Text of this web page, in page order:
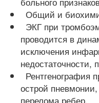
Общий и
ЭКГ при
проводится в
исключения
недостаточности,
Рентгенография
острой
перелома ребер.